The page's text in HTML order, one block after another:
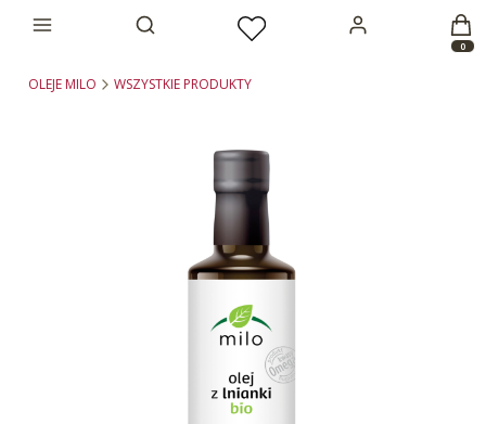
Otwórz wyszukiwarkę
OLEJE MILO WSZYSTKIE PRODUKTY